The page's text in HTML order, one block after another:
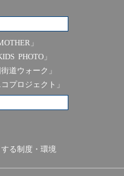
」
PHOTO」
道ウォーク」
プロジェクト」
る制度・環境